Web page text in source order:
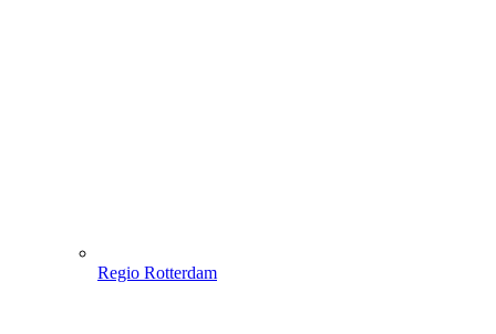
Regio Rotterdam